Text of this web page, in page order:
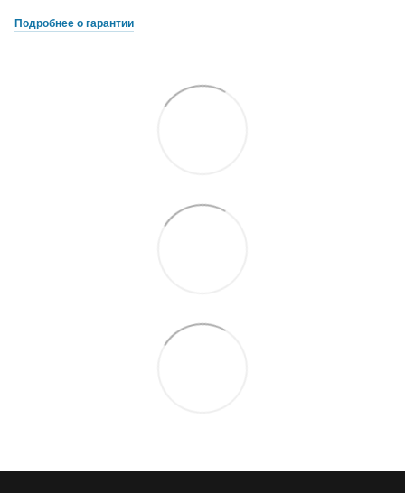
Подробнее о гарантии